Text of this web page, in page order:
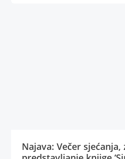
Najava: Večer